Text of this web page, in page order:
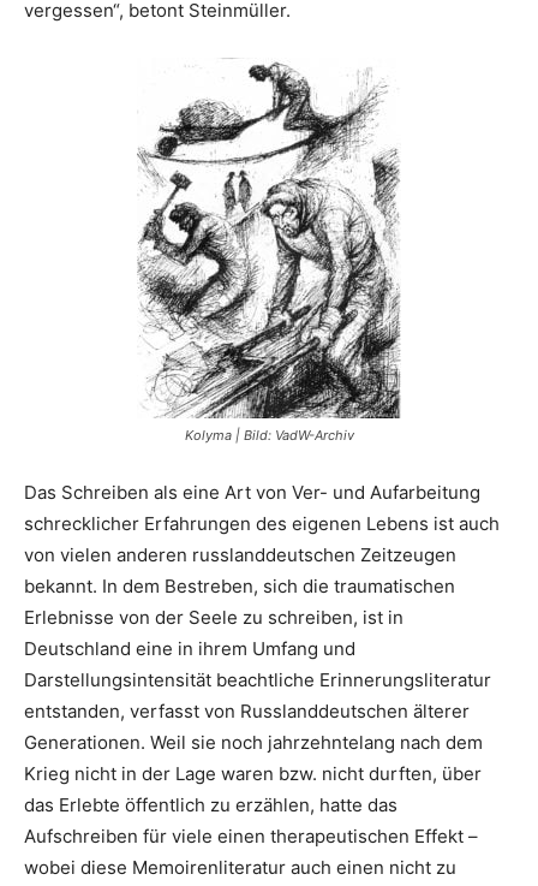
vergessen“, betont Steinmüller.
Kolyma | Bild: VadW-Archiv
Das Schreiben als eine Art von Ver- und Aufarbeitung
schrecklicher Erfahrungen des eigenen Lebens ist auch
von vielen anderen russlanddeutschen Zeitzeugen
bekannt. In dem Bestreben, sich die traumatischen
Erlebnisse von der Seele zu schreiben, ist in
Deutschland eine in ihrem Umfang und
Darstellungsintensität beachtliche Erinnerungsliteratur
entstanden, verfasst von Russlanddeutschen älterer
Generationen. Weil sie noch jahrzehntelang nach dem
Krieg nicht in der Lage waren bzw. nicht durften, über
das Erlebte öffentlich zu erzählen, hatte das
Aufschreiben für viele einen therapeutischen Effekt –
wobei diese Memoirenliteratur auch einen nicht zu